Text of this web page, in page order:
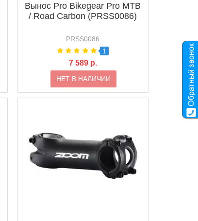
Вынос Pro Bikegear Pro MTB
/ Road Carbon (PRSS0086)
PRSS0086
1
7 589 р.
НЕТ В НАЛИЧИИ